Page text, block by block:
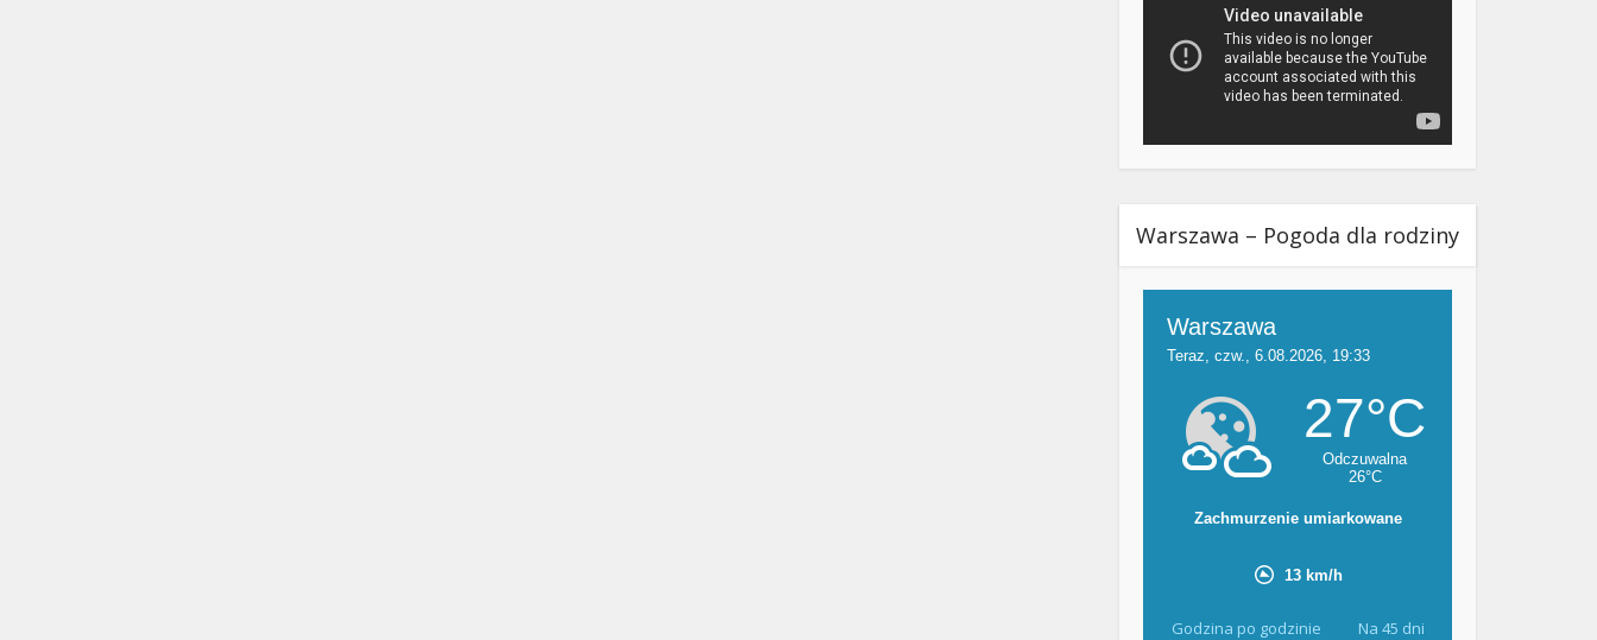
Warszawa – Pogoda dla rodziny
Godzina po godzinie Na 45 dni